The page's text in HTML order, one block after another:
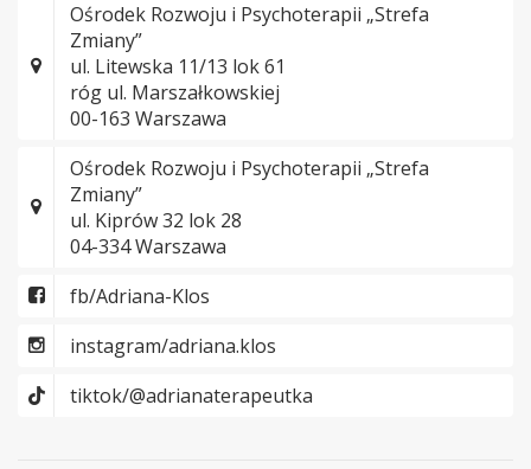
Ośrodek Rozwoju i Psychoterapii „Strefa
Zmiany”
ul. Litewska 11/13 lok 61
róg ul. Marszałkowskiej
00-163 Warszawa
Ośrodek Rozwoju i Psychoterapii „Strefa
Zmiany”
ul. Kiprów 32 lok 28
04-334 Warszawa
fb/Adriana-Klos
instagram/adriana.klos
tiktok/@adrianaterapeutka